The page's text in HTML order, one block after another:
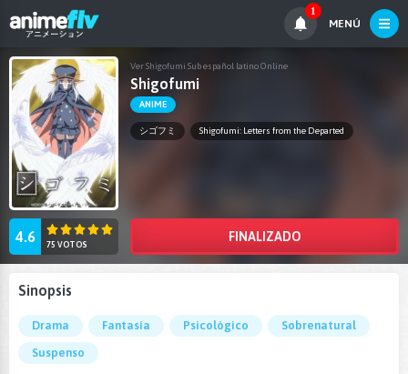
1
MENÚ
Ver Shigofumi Sub español latino Online
Shigofumi
ANIME
シゴフミ Shigofumi: Letters from the Departed
4.6 75 VOTOS
FINALIZADO
Sinopsis
Drama Fantasía Psicológico
Sobrenatural
Suspenso